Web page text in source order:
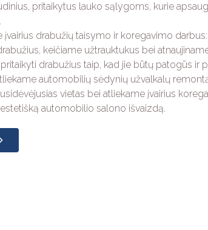
pritaikytus lauko sąlygoms, kurie
drabužių taisymo ir koregavimo
keičiame užtrauktukus bei
drabužius taip, kad jie būtų patogūs ir
automobilių sėdynių užvalkalų
vietas bei atliekame įvairius
automobilio salono išvaizdą.